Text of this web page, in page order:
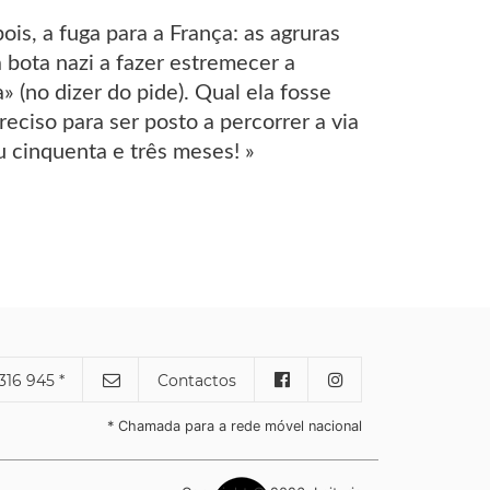
a fuga para a França: as agruras
nazi a fazer estremecer a
(no dizer do pide). Qual ela fosse
para ser posto a percorrer a via
cinquenta e três meses! »
945 * Contactos
* Chamada para a rede móvel nacional